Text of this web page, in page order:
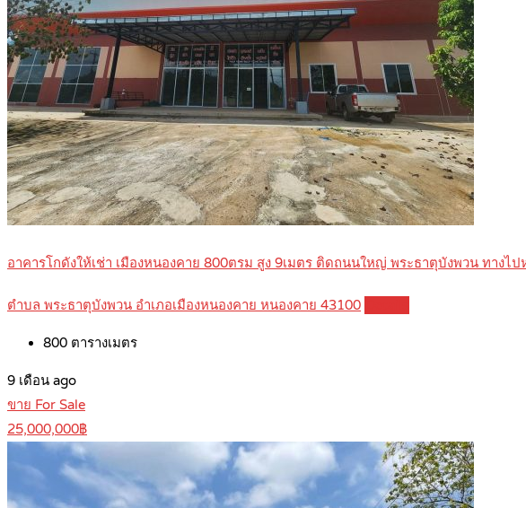
อาคารโกดังให้เช่า เมืองหนองคาย 800ตรม สูง 9เมตร ติดถนนใหญ่ พระธาตุบังพวน ทางไ
ตำบล พระธาตุบังพวน อำเภอเมืองหนองคาย หนองคาย 43100
800 ตารางเมตร
9 เดือน ago
ขาย For Sale
25,000,000฿